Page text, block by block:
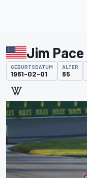
Jim Pace
GEBURTSDATUM
1961-02-01
ALTER
65